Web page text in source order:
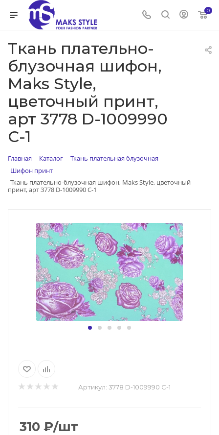
0
Ткань плательно-
блузочная шифон,
Maks Style,
цветочный принт,
арт 3778 D-1009990
C-1
Главная Каталог
Ткань плательная блузочная
Шифон принт
Ткань плательно-блузочная шифон, Maks Style, цветочный
принт, арт 3778 D-1009990 C-1
Артикул: 3778 D-1009990 C-1
310 ₽/шт